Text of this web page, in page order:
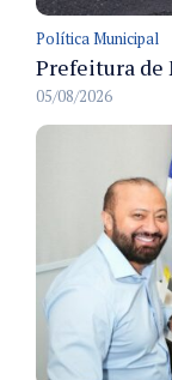
Política Municipal
05/08/2026